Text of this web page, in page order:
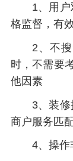
1、用
格监督，有
2、不
时，不需要
他因素
3、装
商户服务匹
4、操作